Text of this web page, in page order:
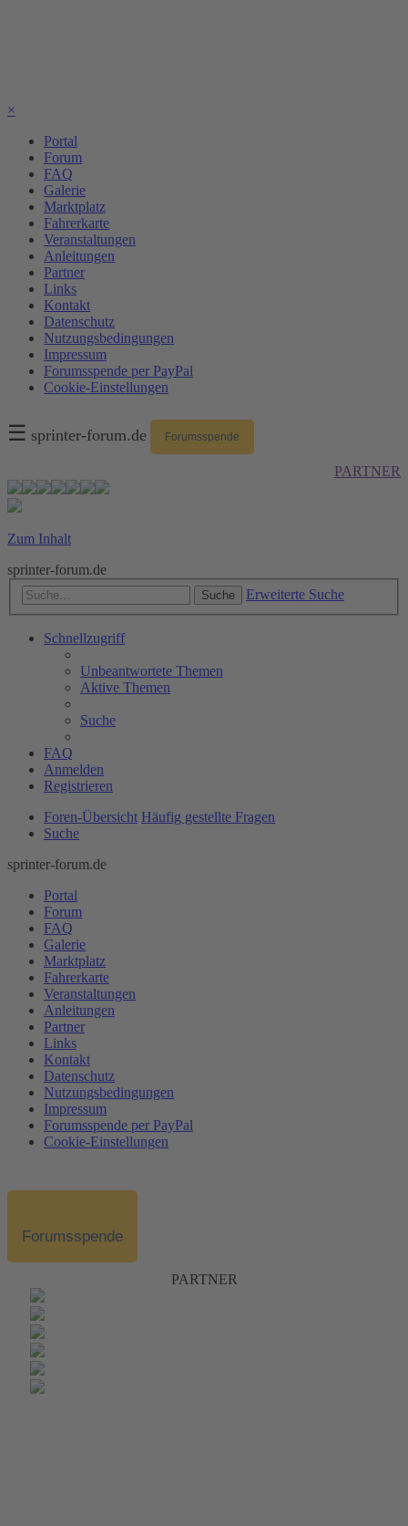
×
Portal
Forum
FAQ
Galerie
Marktplatz
Fahrerkarte
Veranstaltungen
Anleitungen
Partner
Links
Kontakt
Datenschutz
Nutzungsbedingungen
Impressum
Forumsspende per PayPal
Cookie-Einstellungen
☰ sprinter-forum.de Forumsspende
PARTNER
Zum Inhalt
sprinter-forum.de
Suche Erweiterte Suche
Schnellzugriff
Unbeantwortete Themen
Aktive Themen
Suche
FAQ
Anmelden
Registrieren
Foren-Übersicht Häufig gestellte Fragen
Suche
sprinter-forum.de
Portal
Forum
FAQ
Galerie
Marktplatz
Fahrerkarte
Veranstaltungen
Anleitungen
Partner
Links
Kontakt
Datenschutz
Nutzungsbedingungen
Impressum
Forumsspende per PayPal
Cookie-Einstellungen
Forumsspende
PARTNER